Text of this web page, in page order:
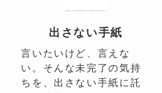
出さない手紙
言いたいけど、言えな
い。そんな未完了の気持
ちを、出さない手紙に託